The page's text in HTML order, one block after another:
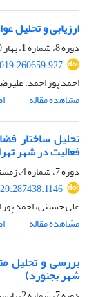
ارزیابی و تحلیل
دوره 8، شماره 1، بهار 1399، صفحه
احمد پور احمد،
مشاهده مقاله
تحلیل ساختار
فعالیت در شهر
دوره 7، شماره 4، زمستان 1398، صفحه
علی حسینی، احمد
مشاهده مقاله
بررسی و تحلیل
شهر بجنورد)